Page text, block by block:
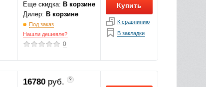
Еще скидка: В корзине
Дилер: В корзине
Под заказ
Нашли дешевле?
0
Купить
К сравнинию
В закладки
16780 руб. ?